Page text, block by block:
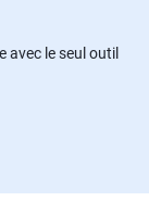
le seul outil